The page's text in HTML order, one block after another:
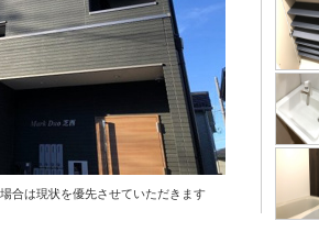
合は現状を優先させていただきます